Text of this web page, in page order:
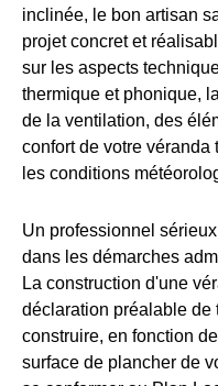
inclinée, le bon artisan
projet concret et
sur les aspects
thermique et phonique,
de la ventilation, des
confort de votre
les conditions
Un professionnel
dans les démarches
La construction d'une
déclaration préalable de
construire, en fonction
surface de plancher de